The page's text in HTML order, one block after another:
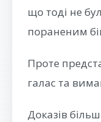
що тоді не
пораненим
Проте
галас та
Доказів